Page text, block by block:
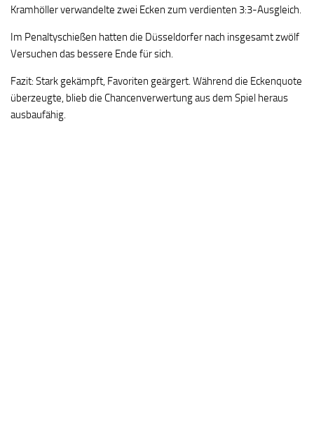
Kramhöller verwandelte zwei Ecken zum verdienten 3:3-Ausgleich.
Im Penaltyschießen hatten die Düsseldorfer nach insgesamt zwölf
Versuchen das bessere Ende für sich.
Fazit: Stark gekämpft, Favoriten geärgert. Während die Eckenquote
überzeugte, blieb die Chancenverwertung aus dem Spiel heraus
ausbaufähig.